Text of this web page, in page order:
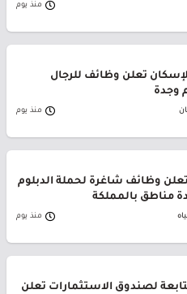
منذ يوم
تعلن وظائف للرجال
وجدة
منذ يوم
وظائف شاغرة لحملة الدبلوم
مناطق بالمملكة
منذ يوم
لصندوق الاستثمارات تعلن